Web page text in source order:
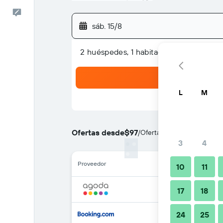
Comentarios
sáb. 15/8
2 huéspedes, 1 habitación
Ofertas desde$97/Oferta más barata de
Proveedor
L M
3 4
10 11
17 18
24 25